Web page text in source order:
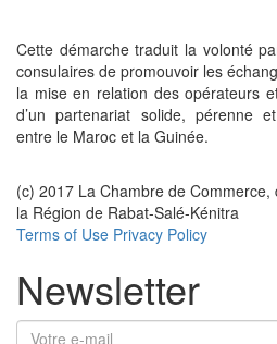
Cette démarche traduit la volonté
consulaires de promouvoir les
la mise en relation des opérateurs
d’un partenariat solide, pérenne
entre le Maroc et la Guinée.
(c) 2017 La Chambre de Commerce,
la Région de Rabat-Salé-Kénitra
Terms of Use Privacy Policy
Newsletter